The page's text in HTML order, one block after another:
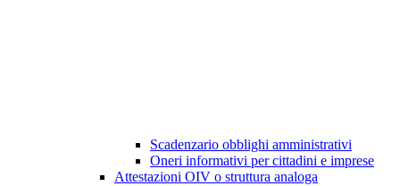
Scadenzario obblighi amministrativi
Oneri informativi per cittadini e imprese
Attestazioni OIV o struttura analoga